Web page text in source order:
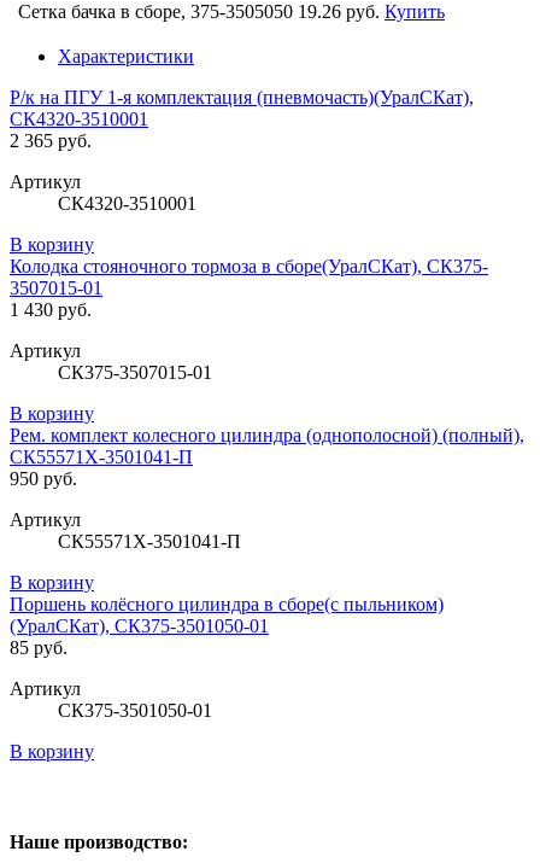
Сетка бачка в сборе, 375-3505050 19.26 руб. Купить
Характеристики
Р/к на ПГУ 1-я комплектация (пневмочасть)(УралСКат),
СК4320-3510001
2 365 руб.
Артикул
СК4320-3510001
В корзину
Колодка стояночного тормоза в сборе(УралСКат), СК375-
3507015-01
1 430 руб.
Артикул
СК375-3507015-01
В корзину
Рем. комплект колесного цилиндра (однополосной) (полный),
СК55571Х-3501041-П
950 руб.
Артикул
СК55571Х-3501041-П
В корзину
Поршень колёсного цилиндра в сборе(с пыльником)
(УралСКат), СК375-3501050-01
85 руб.
Артикул
СК375-3501050-01
В корзину
Наше производство: